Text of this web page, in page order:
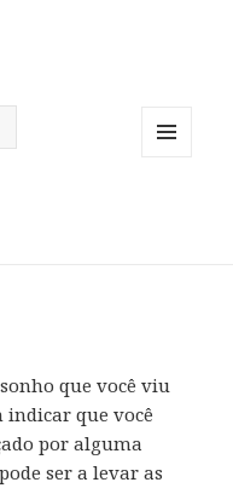
que você viu
indicar que você
por alguma
ser a levar as